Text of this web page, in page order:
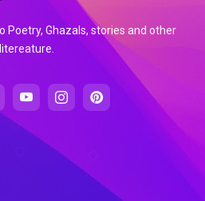
Poetry, Ghazals, stories and other
litereature.